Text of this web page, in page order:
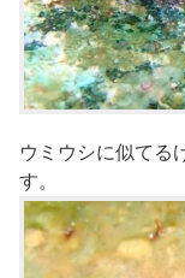
ウミウシに似てる
す。